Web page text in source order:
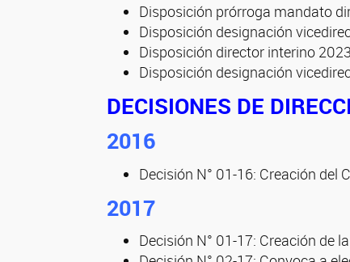
Disposición prórroga mandato
Disposición designación
Disposición director interino 2023
Disposición designación
DECISIONES DE
2016
Decisión N° 01-16: Creación del
2017
Decisión N° 01-17: Creación de